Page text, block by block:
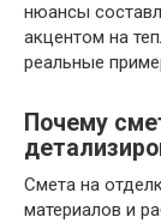
нюансы
акцентом на
реальные
Почему
Смета на
материалов и